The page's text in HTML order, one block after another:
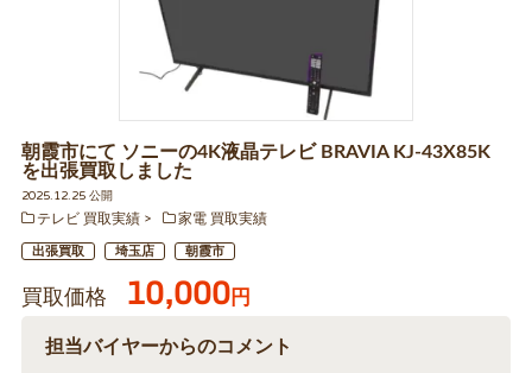
朝霞市にて ソニーの4K液晶テレビ BRAVIA KJ-43X85K
を出張買取しました
2025.12.25 公開
テレビ 買取実績
家電 買取実績
出張買取 埼玉店 朝霞市
買取価格 10,000円
担当バイヤーからのコメント